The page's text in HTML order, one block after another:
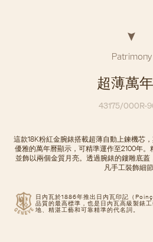
Patrimony
超薄萬
43175/000R-
日內瓦於1886年推出日內瓦印記（
品質的最高標準，也是日內瓦高級製錶
地、精湛工藝和可靠精準的代名詞。
這款18K粉紅金腕錶搭載超薄自動上鍊機芯
優雅的萬年曆顯示，可精準運作至2100年。
並飾以兩個金質月亮。透過腕錶的鏤雕底
凡手工裝飾細節